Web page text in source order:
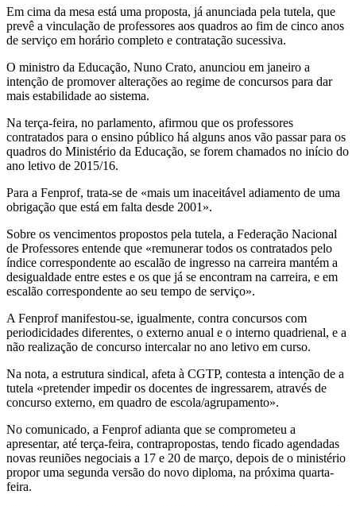
Em cima da mesa está uma proposta, já anunciada pela tutela, que
prevê a vinculação de professores aos quadros ao fim de cinco anos
de serviço em horário completo e contratação sucessiva.
O ministro da Educação, Nuno Crato, anunciou em janeiro a
intenção de promover alterações ao regime de concursos para dar
mais estabilidade ao sistema.
Na terça-feira, no parlamento, afirmou que os professores
contratados para o ensino público há alguns anos vão passar para os
quadros do Ministério da Educação, se forem chamados no início do
ano letivo de 2015/16.
Para a Fenprof, trata-se de «mais um inaceitável adiamento de uma
obrigação que está em falta desde 2001».
Sobre os vencimentos propostos pela tutela, a Federação Nacional
de Professores entende que «remunerar todos os contratados pelo
índice correspondente ao escalão de ingresso na carreira mantém a
desigualdade entre estes e os que já se encontram na carreira, e em
escalão correspondente ao seu tempo de serviço».
A Fenprof manifestou-se, igualmente, contra concursos com
periodicidades diferentes, o externo anual e o interno quadrienal, e a
não realização de concurso intercalar no ano letivo em curso.
Na nota, a estrutura sindical, afeta à CGTP, contesta a intenção de a
tutela «pretender impedir os docentes de ingressarem, através de
concurso externo, em quadro de escola/agrupamento».
No comunicado, a Fenprof adianta que se comprometeu a
apresentar, até terça-feira, contrapropostas, tendo ficado agendadas
novas reuniões negociais a 17 e 20 de março, depois de o ministério
propor uma segunda versão do novo diploma, na próxima quarta-
feira.